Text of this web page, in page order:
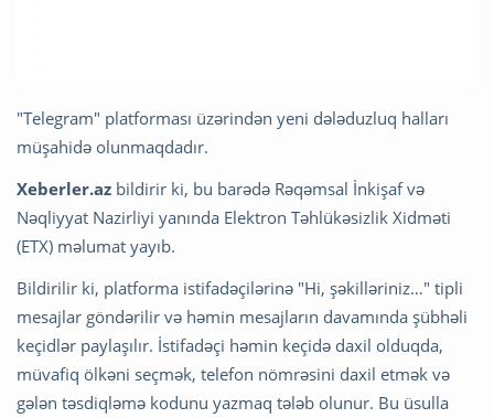
"Telegram" platforması üzərindən yeni dələduzluq halları
müşahidə olunmaqdadır.
Xeberler.az bildirir ki, bu barədə Rəqəmsal İnkişaf və
Nəqliyyat Nazirliyi yanında Elektron Təhlükəsizlik Xidməti
(ETX) məlumat yayıb.
Bildirilir ki, platforma istifadəçilərinə "Hi, şəkilləriniz…" tipli
mesajlar göndərilir və həmin mesajların davamında şübhəli
keçidlər paylaşılır. İstifadəçi həmin keçidə daxil olduqda,
müvafiq ölkəni seçmək, telefon nömrəsini daxil etmək və
gələn təsdiqləmə kodunu yazmaq tələb olunur. Bu üsulla